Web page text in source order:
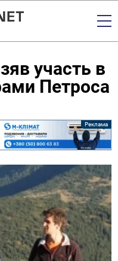
участь в
Петроса